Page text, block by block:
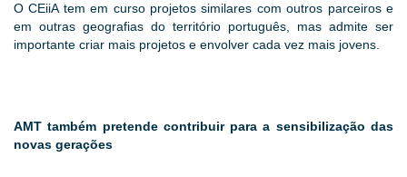
O CEiiA tem em curso projetos similares com outros parceiros e
em outras geografias do território português, mas admite ser
importante criar mais projetos e envolver cada vez mais jovens.
AMT também pretende contribuir para a sensibilização das
novas gerações